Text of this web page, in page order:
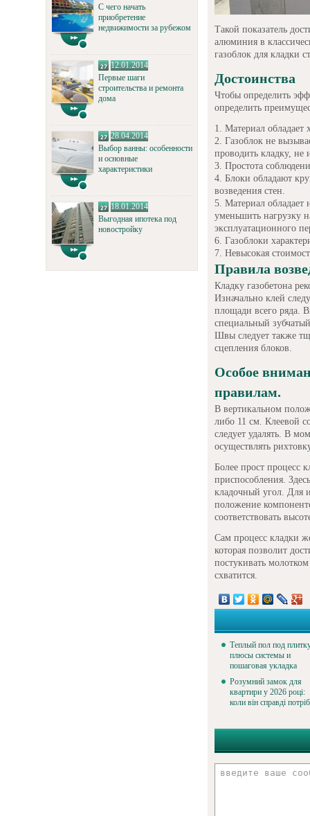
С чего начать
приобретение
недвижимости за рубежом
12.01.2014
Первые шаги
строительства и ремонта
дома
28.04.2014
Выбор ванны: особенности
и основные
характеристики
18.01.2014
Выгодная ипотека под
новостройку
Такой показатель
алюминия в
газоблок для кладки
Достоинства
Чтобы определить
определить
Материал обладает
Газоблок не
проводить кладку, не
Простота
Блоки обладают
возведения стен.
Материал обладает
уменьшить нагрузку
эксплуатационного
Газоблоки
Невысокая
Правила
Кладку газобетона
Изначально клей
площади всего ряда.
специальный
Швы следует также
сцепления блоков.
Особое
правилам.
В вертикальном
либо 11 см. Клеевой
следует удалять. В
осуществлять
Более прост процесс
приспособления.
кладочный угол. Для
положение
соответствовать
Сам процесс кладки
которая позволит
постукивать
схватится.
Теплый пол под
плюсы системы и
пошаговая укладка
Розумний замок для
квартири у 2026 році:
коли він справді